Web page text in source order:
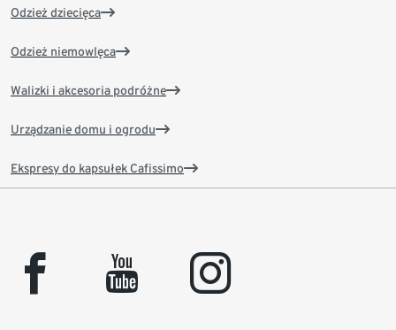
Odzież dziecięca
Odzież niemowlęca
Walizki i akcesoria podróżne
Urządzanie domu i ogrodu
Ekspresy do kapsułek Cafissimo
facebook youtube instagram